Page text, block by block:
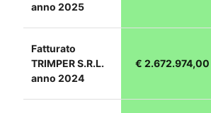
anno 2025
Fatturato
TRIMPER S.R.L.
anno 2024
€ 2.672.974,00